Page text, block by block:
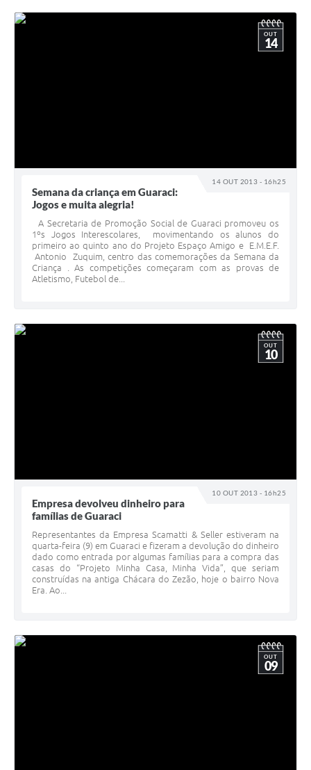
14 OUT 2013 - 16h25
OUT
14
Semana da criança em Guaraci:
Jogos e muita alegria!
A Secretaria de Promoção Social de Guaraci promoveu os
1ºs Jogos Interescolares, movimentando os alunos do
primeiro ao quinto ano do Projeto Espaço Amigo e E.M.E.F.
Antonio Zuquim, centro das comemorações da Semana da
Criança . As competições começaram com as provas de
Atletismo, Futebol de...
10 OUT 2013 - 16h25
OUT
10
Empresa devolveu dinheiro para
famílias de Guaraci
Representantes da Empresa Scamatti & Seller estiveram na
quarta-feira (9) em Guaraci e fizeram a devolução do dinheiro
dado como entrada por algumas famílias para a compra das
casas do “Projeto Minha Casa, Minha Vida”, que seriam
construídas na antiga Chácara do Zezão, hoje o bairro Nova
Era. Ao...
OUT
09